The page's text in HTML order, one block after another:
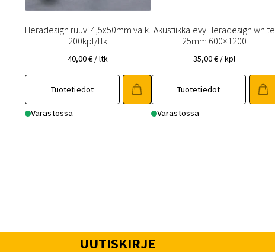
Heradesign ruuvi 4,5x50mm valk.
200kpl/ltk
40,00€ / ltk
Tuotetiedot
Varastossa
Akustiikkalevy Heradesign white
25mm 600×1200
35,00€ / kpl
Tuotetiedot
Varastossa
UUTISKIRJE